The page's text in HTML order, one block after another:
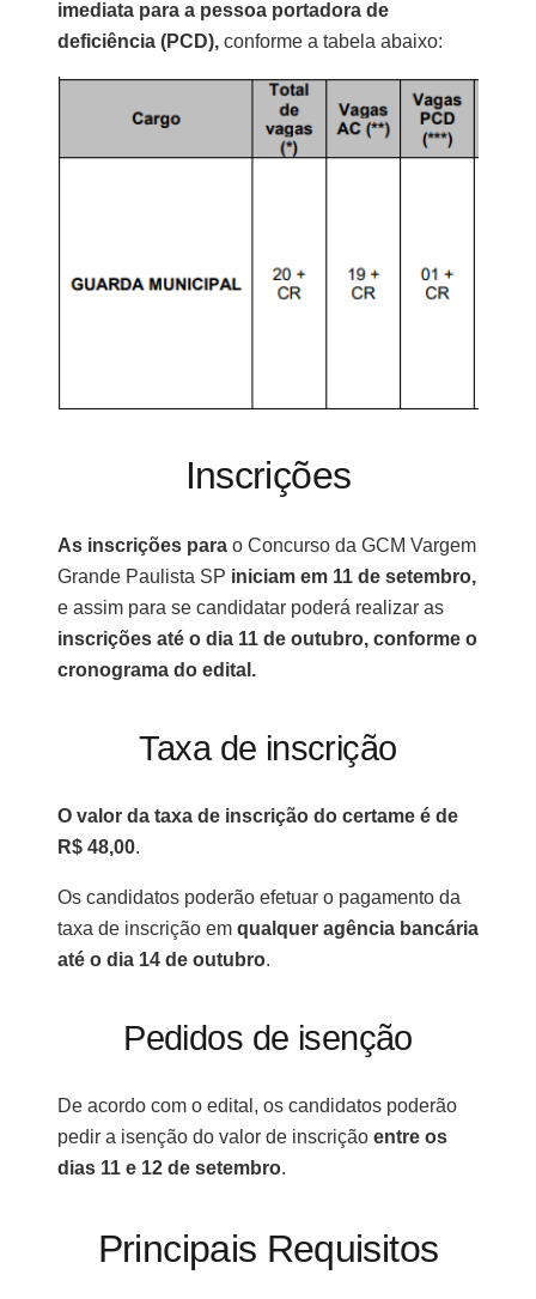
imediata para a pessoa portadora de
deficiência (PCD), conforme a tabela abaixo:
Inscrições
As inscrições para o Concurso da GCM Vargem
Grande Paulista SP iniciam em 11 de setembro,
e assim para se candidatar poderá realizar as
inscrições até o dia 11 de outubro, conforme o
cronograma do edital.
Taxa de inscrição
O valor da taxa de inscrição do certame é de
R$ 48,00.
Os candidatos poderão efetuar o pagamento da
taxa de inscrição em qualquer agência bancária
até o dia 14 de outubro.
Pedidos de isenção
De acordo com o edital, os candidatos poderão
pedir a isenção do valor de inscrição entre os
dias 11 e 12 de setembro.
Principais Requisitos